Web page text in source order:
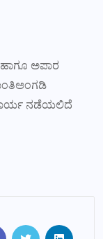
ಹಾಗೂ ಅಪಾರ
ಕಾರ್ಯ ನಡೆಯಲಿದೆ